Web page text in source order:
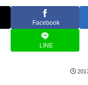
Facebook
LINE